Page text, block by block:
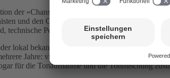
der «Chansonniers», Autoren, Komponisten
und den Opernsängern die grössten
technische Perfektion, letztlich – direkt oder
lokal bekannten Künstlerinnen und Künstlern
Jahre: vielleicht fünf, manchmal auch zehn
für die Tonaufnahme und die Tonmischung